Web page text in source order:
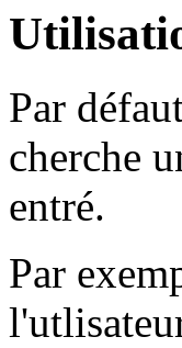
Par
cherche
entré.
Par